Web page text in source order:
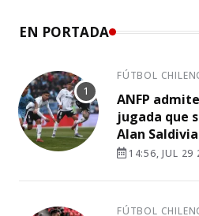
EN PORTADA
FÚTBOL
ANFP
jugada que
Alan
14:56, JUL 29
FÚTBOL